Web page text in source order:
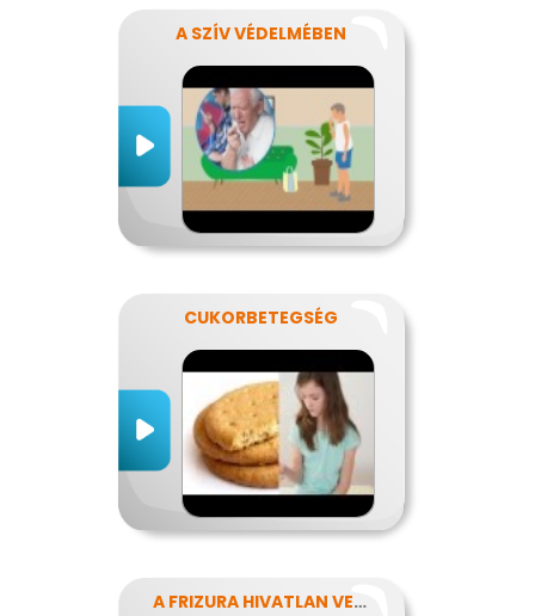
A SZÍV VÉDELMÉBEN
CUKORBETEGSÉG
A FRIZURA HIVATLAN VENDÉGEI - A FEJTETVEK